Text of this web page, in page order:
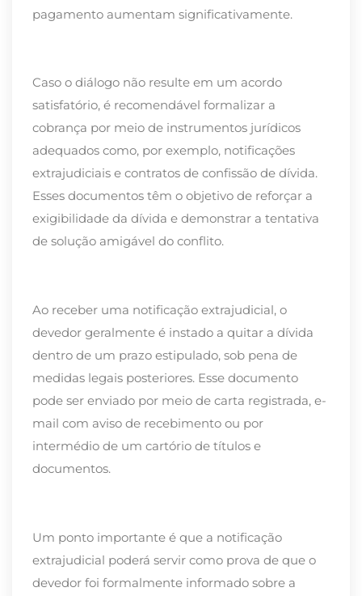
pagamento aumentam significativamente.
Caso o diálogo não resulte em um acordo
satisfatório, é recomendável formalizar a
cobrança por meio de instrumentos jurídicos
adequados como, por exemplo, notificações
extrajudiciais e contratos de confissão de dívida.
Esses documentos têm o objetivo de reforçar a
exigibilidade da dívida e demonstrar a tentativa
de solução amigável do conflito.
Ao receber uma notificação extrajudicial, o
devedor geralmente é instado a quitar a dívida
dentro de um prazo estipulado, sob pena de
medidas legais posteriores. Esse documento
pode ser enviado por meio de carta registrada, e-
mail com aviso de recebimento ou por
intermédio de um cartório de títulos e
documentos.
Um ponto importante é que a notificação
extrajudicial poderá servir como prova de que o
devedor foi formalmente informado sobre a